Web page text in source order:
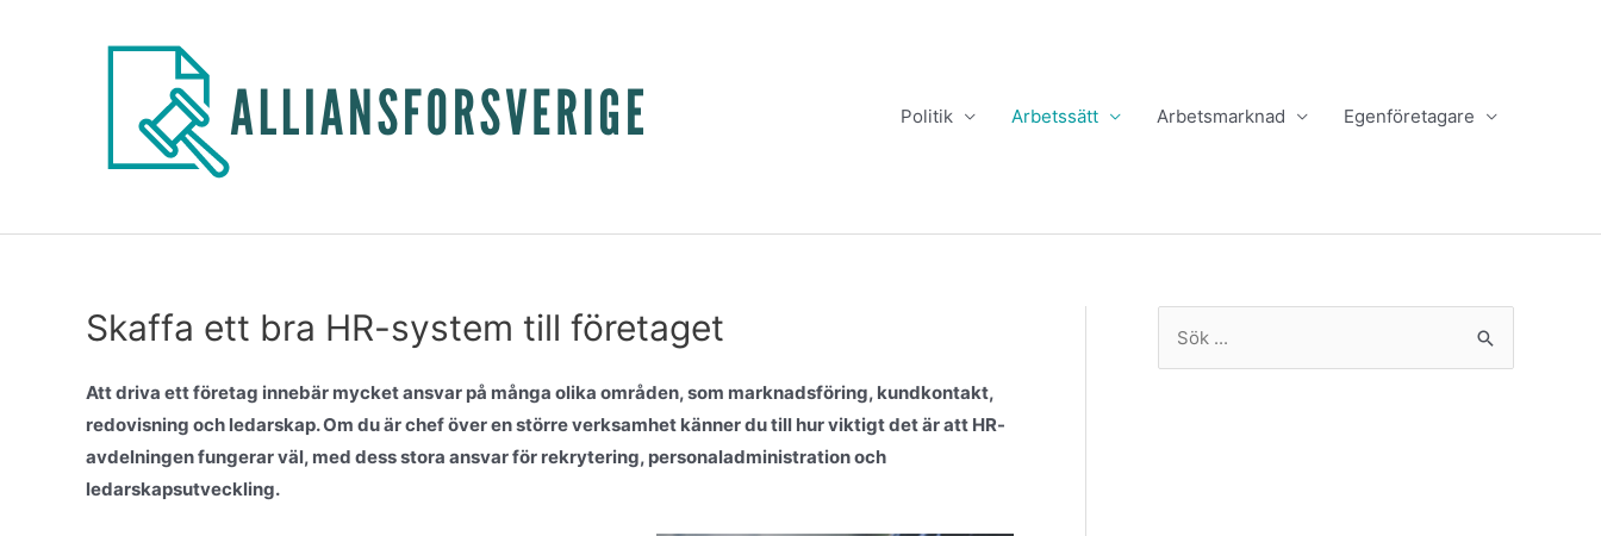
Politik Arbetssätt Arbetsmarknad Egenföretagare
Skaffa ett bra HR-system till företaget
Att driva ett företag innebär mycket ansvar på många olika områden, som marknadsföring, kundkontakt,
redovisning och ledarskap. Om du är chef över en större verksamhet känner du till hur viktigt det är att HR-
avdelningen fungerar väl, med dess stora ansvar för rekrytering, personaladministration och
ledarskapsutveckling.